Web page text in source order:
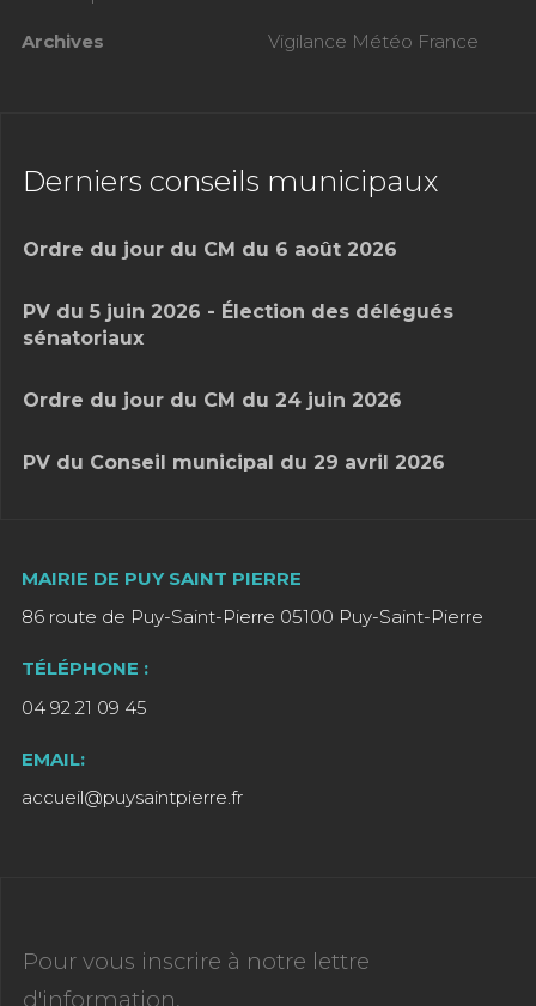
Archives Vigilance Météo France
Derniers conseils municipaux
Ordre du jour du CM du 6 août 2026
PV du 5 juin 2026 - Élection des délégués
sénatoriaux
Ordre du jour du CM du 24 juin 2026
PV du Conseil municipal du 29 avril 2026
MAIRIE DE PUY SAINT PIERRE
86 route de Puy-Saint-Pierre 05100 Puy-Saint-Pierre
TÉLÉPHONE :
04 92 21 09 45
EMAIL:
accueil@puysaintpierre.fr
Pour vous inscrire à notre lettre
d'information,